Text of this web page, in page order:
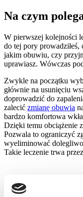
Na czym
W pierwszej kolejności
do tej pory
jakim obuwiu, czy
uprawiasz. Wówczas
Zwykle na początku
głównie na usunięciu
doprowadzić do
zalecić zmianę obuwia
bardzo komfortowa
Dzięki temu obciążenie
Pozwala to ograniczyć
wyeliminować
Takie leczenie trwa